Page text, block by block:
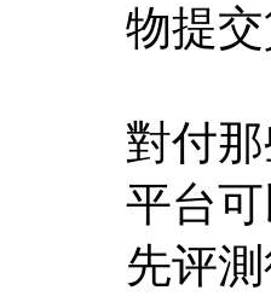
物提交
對付
平台
先评